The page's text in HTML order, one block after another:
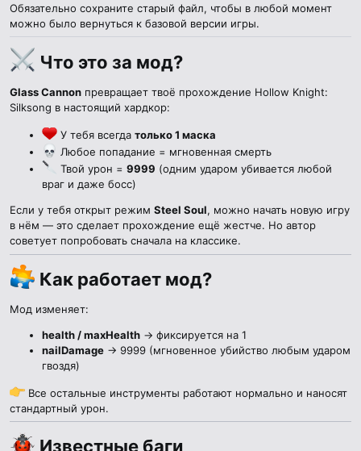
Обязательно сохраните старый файл, чтобы в любой момент
можно было вернуться к базовой версии игры.
Что это за мод?​
Glass Cannon превращает твоё прохождение Hollow Knight:
Silksong в настоящий хардкор:
У тебя всегдатолько 1 маска
Любое попадание = мгновенная смерть
Твой урон =9999 (одним ударом убивается любой
враг и даже босс)
Если у тебя открыт режим Steel Soul, можно начать новую игру
в нём — это сделает прохождение ещё жестче. Но автор
советует попробовать сначала на классике.
Как работает мод?​
Мод изменяет:
health / maxHealth → фиксируется на 1
nailDamage → 9999 (мгновенное убийство любым ударом
гвоздя)
Все остальные инструменты работают нормально и наносят
стандартный урон.
Известные баги​